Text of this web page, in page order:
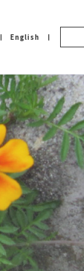
English